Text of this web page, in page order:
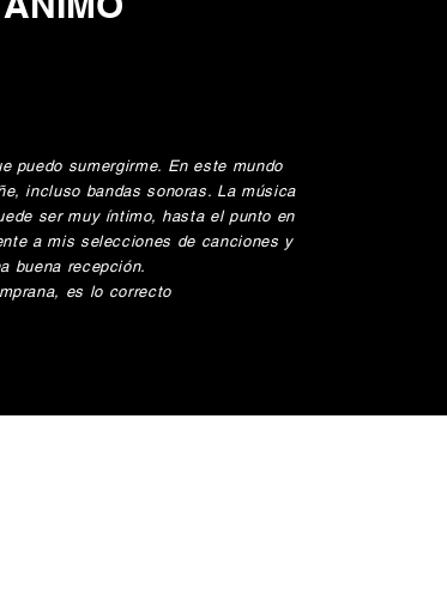
puedo sumergirme. En este mundo
incluso bandas sonoras. La música
ser muy íntimo, hasta el punto en
a mis selecciones de canciones y
buena recepción.
es lo correcto